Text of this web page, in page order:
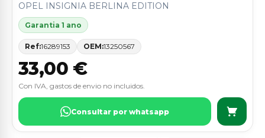
OPEL INSIGNIA BERLINA EDITION
Garantia 1 ano
Ref:16289153 OEM:13250567
33,00 €
Con IVA, gastos de envio no incluidos.
Consultar por whatsapp